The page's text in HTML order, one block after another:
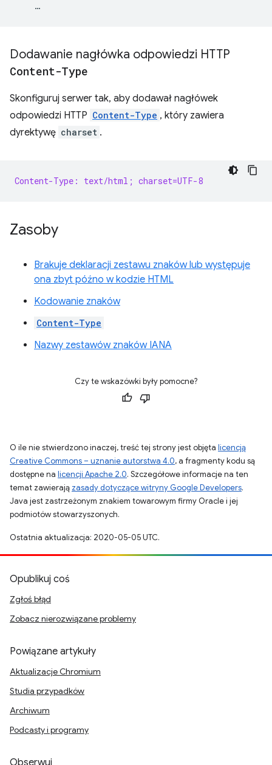
Dodawanie nagłówka odpowiedzi HTTP
Content-Type
Skonfiguruj serwer tak, aby dodawał nagłówek
odpowiedzi HTTP Content-Type , który zawiera
dyrektywę charset .
Content-Type: text/html; charset=UTF-8
Zasoby
Brakuje deklaracji zestawu znaków lub występuje
ona zbyt późno w kodzie HTML
Kodowanie znaków
Content-Type
Nazwy zestawów znaków IANA
Czy te wskazówki były pomocne?
O ile nie stwierdzono inaczej, treść tej strony jest objęta licencją
Creative Commons – uznanie autorstwa 4.0, a fragmenty kodu są
dostępne na licencji Apache 2.0. Szczegółowe informacje na ten
temat zawierają zasady dotyczące witryny Google Developers.
Java jest zastrzeżonym znakiem towarowym firmy Oracle i jej
podmiotów stowarzyszonych.
Ostatnia aktualizacja: 2020-05-05 UTC.
Opublikuj coś
Zgłoś błąd
Zobacz nierozwiązane problemy
Powiązane artykuły
Aktualizacje Chromium
Studia przypadków
Archiwum
Podcasty i programy
Obserwuj